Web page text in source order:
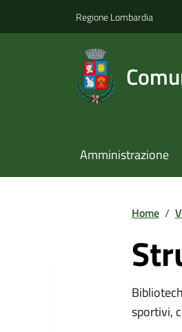
Regione Lombardia
Amministrazione
Home /
sportivi,